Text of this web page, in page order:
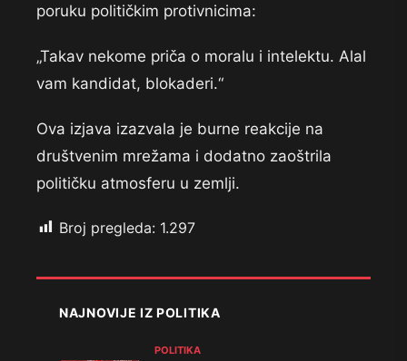
poruku političkim protivnicima:
„Takav nekome priča o moralu i intelektu. Alal
vam kandidat, blokaderi.“
Ova izjava izazvala je burne reakcije na
društvenim mrežama i dodatno zaoštrila
političku atmosferu u zemlji.
Broj pregleda: 1.297
NAJNOVIJE IZ POLITIKA
POLITIKA